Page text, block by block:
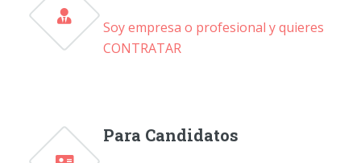
Soy empresa o profesional y quieres
CONTRATAR
Para Candidatos